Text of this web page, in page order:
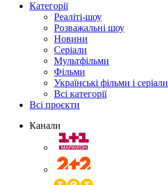
Категорії
Реаліті-шоу
Розважальні шоу
Новини
Серіали
Мультфільми
Фільми
Українські фільми і серіали
Всі категорії
Всі проєкти
Канали